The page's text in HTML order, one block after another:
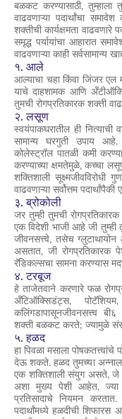
बळकट करण्यासाठी, तुम्हाला
वाढवणाऱ्या पदार्थांचा
शक्तीची कार्यक्षमता वाढवणारे
समृद्ध पर्यायांचा आहारात
वाढवणाऱ्या काही सर्वसामान्य
१. आले
आल्याचा चहा किंवा जिंजर
याचे दाहशामक आणि
तुमची रोगप्रतिकारक शक्ती
२. लसूण
स्वयंपाकघरातील ही नित्याची
सामान्य घरगुती उपाय आहे.
कोलेस्ट्रॉल पातळी कमी
करण्याच्या क्षमतेमुळे, कच्चा
शक्तिशाली सूक्ष्मजीवविरोधी
वाढवणाऱ्या सर्वोत्तम
३. ब्रोकोली
जर तुम्ही तुमची
एक विदेशी भाजी आहे जी तुम्ही
जीवनसत्त्वे, तसेच
असतात, जी रोगप्रतिकारक
रॅडिकल्सचा सामना करण्यास
४. टरबूज
हे ताजेतवाने करणारे फळ
अँटिऑक्सिडंट्स,
कलिंगडापासूनजीवनसत्त्व
शक्ती बळकट करते; ज्यामुळे
५. हळद
हा पिवळा मसाला
देऊ शकते. हळद तुमच्या
एक शक्तिशाली संयुग असते, जे
अशा मुख्य पेशी आहेत, ज्या
प्रतिसादाचे नियमन
पदार्थांमध्ये हळदीची